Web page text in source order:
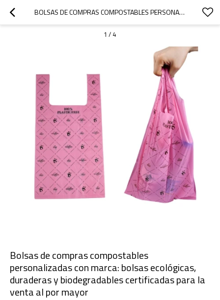
BOLSAS DE COMPRAS COMPOSTABLES PERSONALIZADAS CON MARCA: BOLSAS ECOLÓGICAS, DURADERAS Y BIODEGRADABLES CERTIFICADAS PARA LA VENTA AL POR MAYOR
1 / 4
Bolsas de compras compostables
personalizadas con marca: bolsas ecológicas,
duraderas y biodegradables certificadas para la
venta al por mayor